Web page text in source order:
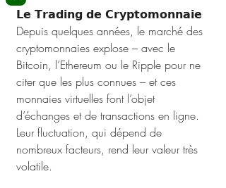
𝗟𝗲 𝗧𝗿𝗮𝗱𝗶𝗻𝗴 𝗱𝗲 𝗖𝗿𝘆𝗽𝘁𝗼𝗺𝗼𝗻𝗻𝗮𝗶𝗲
Depuis quelques années, le marché des
cryptomonnaies explose – avec le
Bitcoin, l’Ethereum ou le Ripple pour ne
citer que les plus connues – et ces
monnaies virtuelles font l’objet
d’échanges et de transactions en ligne.
Leur fluctuation, qui dépend de
nombreux facteurs, rend leur valeur très
volatile.